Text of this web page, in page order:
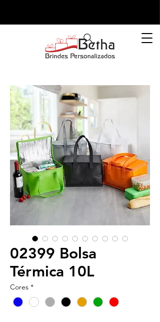
02399 Bolsa
Térmica 10L
Cores *